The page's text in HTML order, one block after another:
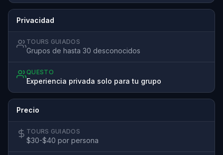
Privacidad
TOURS GUIADOS
Grupos de hasta 30 desconocidos
QUESTO
Experiencia privada solo para tu grupo
Precio
TOURS GUIADOS
$30-$40 por persona